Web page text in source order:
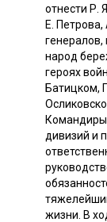
отнести Р.
Е. Петрова,
народ
героях
Батицком,
Командиры
дивизий и
жизни. В